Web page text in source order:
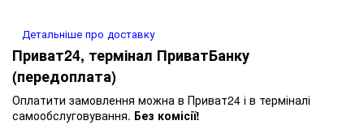
Детальніше про доставку
Приват24, термінал ПриватБанку
(передоплата)
Оплатити замовлення можна в Приват24 і в терміналі
самообслуговування. Без комісії!